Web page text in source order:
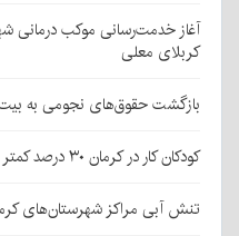
آغاز خدمت‌رسانی موکب درمانی
کربلای معلی
بازگشت حقوق‌های نجومی به
کودکان کار در کرمان ۳۰ درصد کمتر شدند
تنش آبی مراکز شهرستان‌های